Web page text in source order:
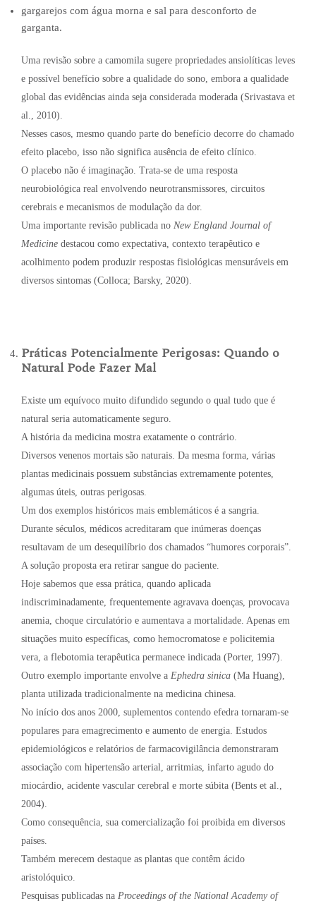
gargarejos com água morna e sal para desconforto de
garganta.
Uma revisão sobre a camomila sugere propriedades ansiolíticas leves
e possível benefício sobre a qualidade do sono, embora a qualidade
global das evidências ainda seja considerada moderada (Srivastava et
al., 2010).
Nesses casos, mesmo quando parte do benefício decorre do chamado
efeito placebo, isso não significa ausência de efeito clínico.
O placebo não é imaginação. Trata-se de uma resposta
neurobiológica real envolvendo neurotransmissores, circuitos
cerebrais e mecanismos de modulação da dor.
Uma importante revisão publicada no New England Journal of
Medicine destacou como expectativa, contexto terapêutico e
acolhimento podem produzir respostas fisiológicas mensuráveis em
diversos sintomas (Colloca; Barsky, 2020).
Práticas Potencialmente Perigosas: Quando o
Natural Pode Fazer Mal
Existe um equívoco muito difundido segundo o qual tudo que é
natural seria automaticamente seguro.
A história da medicina mostra exatamente o contrário.
Diversos venenos mortais são naturais. Da mesma forma, várias
plantas medicinais possuem substâncias extremamente potentes,
algumas úteis, outras perigosas.
Um dos exemplos históricos mais emblemáticos é a sangria.
Durante séculos, médicos acreditaram que inúmeras doenças
resultavam de um desequilíbrio dos chamados “humores corporais”.
A solução proposta era retirar sangue do paciente.
Hoje sabemos que essa prática, quando aplicada
indiscriminadamente, frequentemente agravava doenças, provocava
anemia, choque circulatório e aumentava a mortalidade. Apenas em
situações muito específicas, como hemocromatose e policitemia
vera, a flebotomia terapêutica permanece indicada (Porter, 1997).
Outro exemplo importante envolve a Ephedra sinica (Ma Huang),
planta utilizada tradicionalmente na medicina chinesa.
No início dos anos 2000, suplementos contendo efedra tornaram-se
populares para emagrecimento e aumento de energia. Estudos
epidemiológicos e relatórios de farmacovigilância demonstraram
associação com hipertensão arterial, arritmias, infarto agudo do
miocárdio, acidente vascular cerebral e morte súbita (Bents et al.,
2004).
Como consequência, sua comercialização foi proibida em diversos
países.
Também merecem destaque as plantas que contêm ácido
aristolóquico.
Pesquisas publicadas na Proceedings of the National Academy of